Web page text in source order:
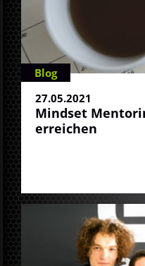
Blog
27.05.2021
Mindset
erreichen